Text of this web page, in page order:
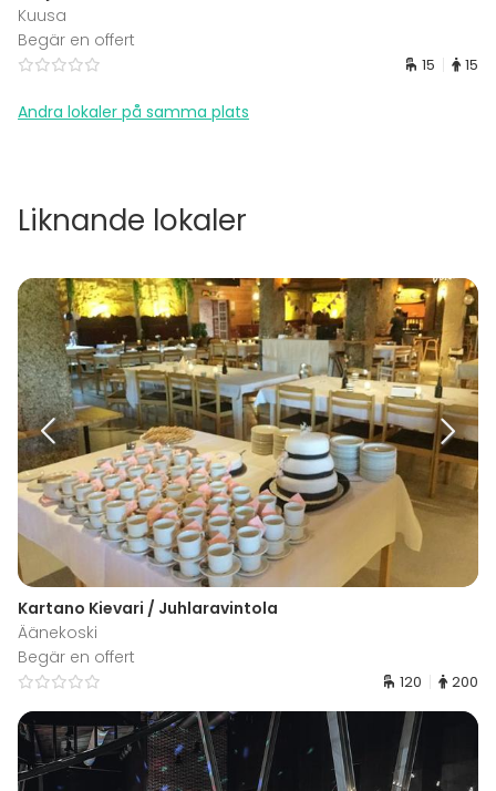
Kuusa
Begär en offert
15 15
Andra lokaler på samma plats
Liknande lokaler
Kartano Kievari / Juhlaravintola
Äänekoski
Begär en offert
120 200